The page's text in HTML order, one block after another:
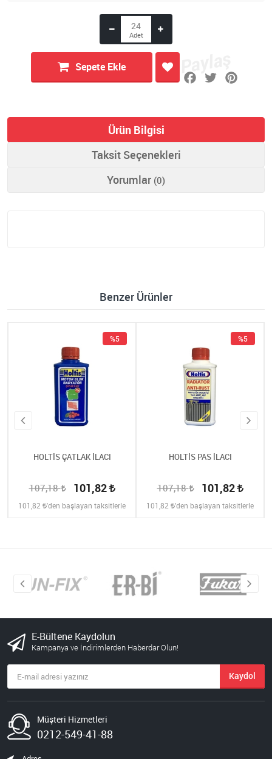
Sepete Ekle
Ürün Bilgisi
Taksit Seçenekleri
Yorumlar (0)
Benzer Ürünler
HOLTİS ÇATLAK İLACI
107,18 101,82
%5
101,82 'den başlayan taksitlerle
HOLTİS PAS İLACI
107,18 101,82
%5
101,82 'den başlayan taksitlerle
E-Bültene Kaydolun
Kampanya ve İndirimlerden Haberdar Olun!
Kaydol
Müşteri Hizmetleri
0212-549-41-88